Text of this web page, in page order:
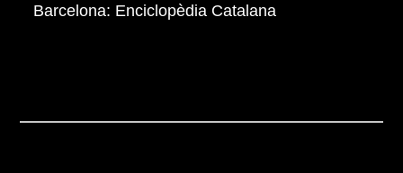
Barcelona: Enciclopèdia Catalana